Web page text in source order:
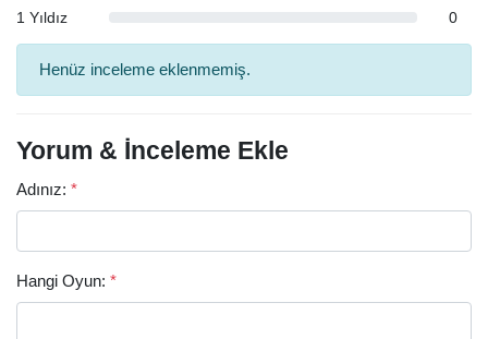
1 Yıldız
0
Henüz inceleme eklenmemiş.
Yorum & İnceleme Ekle
Adınız: *
Hangi Oyun: *